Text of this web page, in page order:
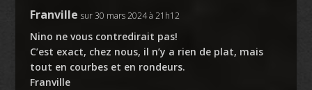
Franville sur 30 mars 2024 à 21h12
Nino ne vous contredirait pas!
C’est exact, chez nous, il n’y a rien de plat, mais
tout en courbes et en rondeurs.
Franville